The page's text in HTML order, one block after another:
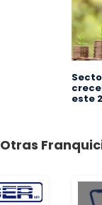
este
Otras